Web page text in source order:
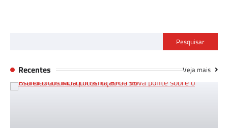
Pesquisar
Recentes Veja mais